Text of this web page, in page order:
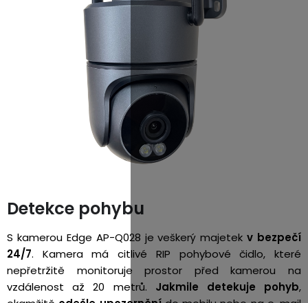
Detekce pohybu
S kamerou Edge AP-Q028 je veškerý majetekv bezpečí
24/7. Kamera má citlivé RIP pohybové čidlo, které
nepřetržitě monitoruje prostor před kamerou na
vzdálenost až 20 metrů. Jakmile detekuje pohyb,